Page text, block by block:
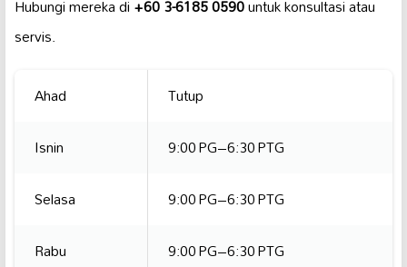
Hubungi mereka di+60 3-6185 0590untuk konsultasi atau
servis.
Ahad
Tutup
Isnin
9:00 PG–6:30 PTG
Selasa
9:00 PG–6:30 PTG
Rabu
9:00 PG–6:30 PTG